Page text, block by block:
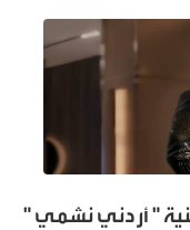
" أردني نشمي "